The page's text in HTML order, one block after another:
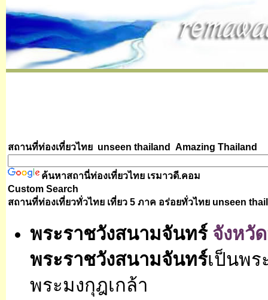
สถานที่ท่องเที่ยวไทย unseen thailand Amazing Thailand
ค้นหาสถานี่ท่องเที่ยวไทย เรมาวดี.คอม
Custom Search
สถานที่ท่องเที่ยวทั่วไทย เที่ยว 5 ภาค อร่อยทั่วไทย unseen
พระราชวังสนามจันทร์ จังหวั
พระราชวังสนามจันทร์เป็นพร
พระมงกุฎเกล้า